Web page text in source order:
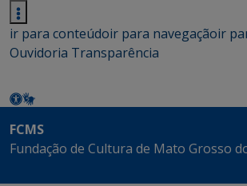
ir para conteúdoir para navegaçãoir
Ouvidoria Transparência
FCMS
Fundação de Cultura de Mato Grosso